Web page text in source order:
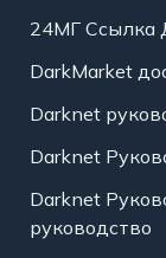
24МГ Ссылка
DarkMarket
Darknet
Darknet
Darknet
руководство